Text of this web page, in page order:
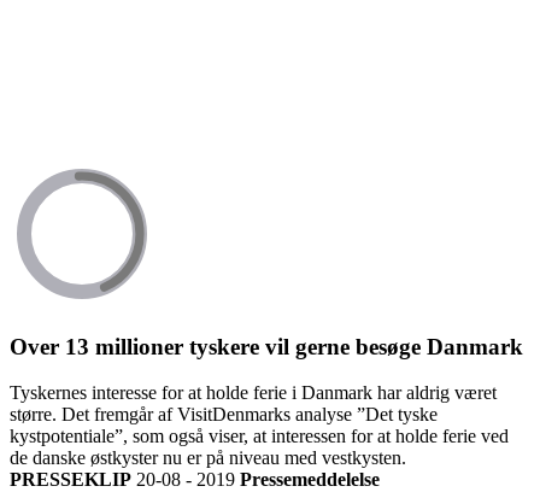
Over 13 millioner tyskere vil gerne besøge Danmark
Tyskernes interesse for at holde ferie i Danmark har aldrig været
større. Det fremgår af VisitDenmarks analyse ”Det tyske
kystpotentiale”, som også viser, at interessen for at holde ferie ved
de danske østkyster nu er på niveau med vestkysten.
PRESSEKLIP 20-08 - 2019 Pressemeddelelse